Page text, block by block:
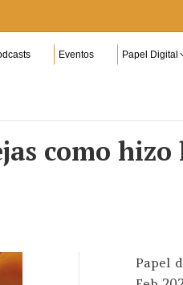
Eventos Papel Digital
como
Papel